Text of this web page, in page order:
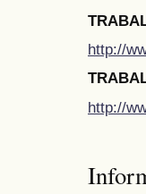
http://
http://